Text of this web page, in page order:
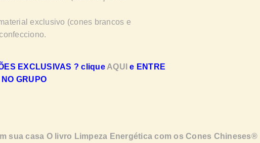
exclusivo (cones brancos e
EXCLUSIVAS ? clique AQUIe ENTRE
NO GRUPO
sua casa O livro Limpeza Energética com os Cones Chineses®